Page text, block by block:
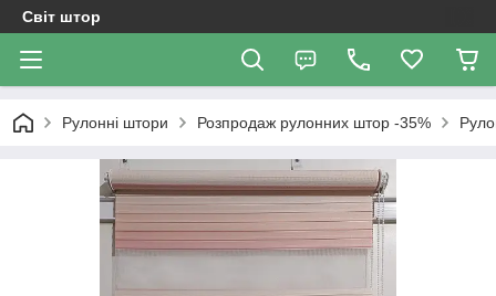
Світ штор
Рулонні штори Розпродаж рулонних штор -35%